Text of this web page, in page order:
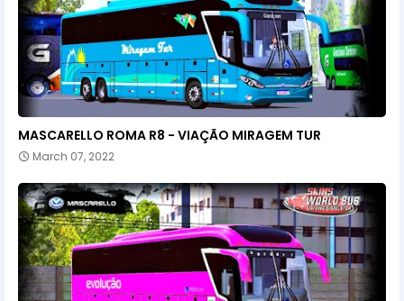
MASCARELLO ROMA R8 - VIAÇÃO MIRAGEM TUR
March 07, 2022